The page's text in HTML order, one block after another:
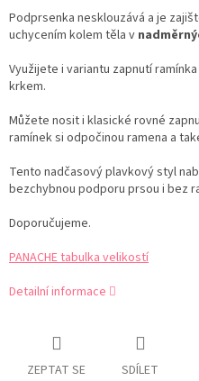
Podprsenka nesklouzává a je
uchycením kolem těla v
Využijete i variantu zapnutí
krkem.
Můžete nosit i klasické rovné
ramínek si odpočinou ramena a
Tento nadčasový plavkový styl
bezchybnou podporu prsou i bez
Doporučujeme.
PANACHE tabulka velikostí
Detailní informace
ZEPTAT SE SDÍLET